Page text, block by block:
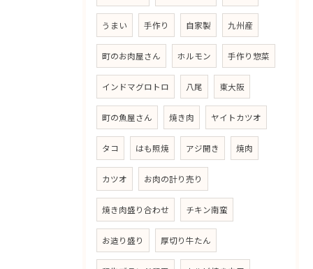
うまい 手作り 自家製 九州産
町のお肉屋さん ホルモン 手作り惣菜
インドマグロトロ 八尾 東大阪
町の魚屋さん 焼き肉 ヤイトカツオ
タコ はも照焼 アジ開き 焼肉
カツオ お肉の計り売り
焼き肉盛り合わせ チキン南蛮
お造り盛り 厚切り牛たん